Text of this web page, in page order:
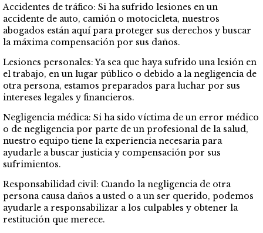
Accidentes de tráfico: Si ha sufrido lesiones en un
accidente de auto, camión o motocicleta, nuestros
abogados están aquí para proteger sus derechos y buscar
la máxima compensación por sus daños.
Lesiones personales: Ya sea que haya sufrido una lesión en
el trabajo, en un lugar público o debido a la negligencia de
otra persona, estamos preparados para luchar por sus
intereses legales y financieros.
Negligencia médica: Si ha sido víctima de un error médico
o de negligencia por parte de un profesional de la salud,
nuestro equipo tiene la experiencia necesaria para
ayudarle a buscar justicia y compensación por sus
sufrimientos.
Responsabilidad civil: Cuando la negligencia de otra
persona causa daños a usted o a un ser querido, podemos
ayudarle a responsabilizar a los culpables y obtener la
restitución que merece.